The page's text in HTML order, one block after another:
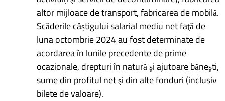
altor mijloace de transport, fabricarea de mobilă.
Scăderile câștigului salarial mediu net faţă de
luna octombrie 2024 au fost determinate de
acordarea în lunile precedente de prime
ocazionale, drepturi în natură şi ajutoare băneşti,
sume din profitul net şi din alte fonduri (inclusiv
bilete de valoare).